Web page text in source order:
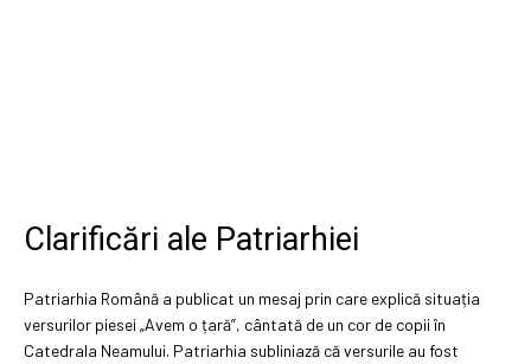
Clarificări ale Patriarhiei
Patriarhia Română a publicat un mesaj prin care explică situația
versurilor piesei „Avem o țară”, cântată de un cor de copii în
Catedrala Neamului. Patriarhia subliniază că versurile au fost